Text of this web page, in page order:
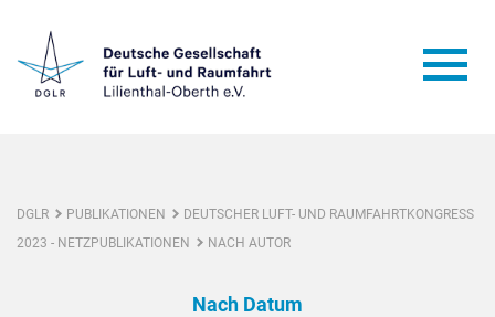
DGLR PUBLIKATIONEN
DEUTSCHER LUFT- UND RAUMFAHRTKONGRESS
2023 - NETZPUBLIKATIONEN
NACH AUTOR
Nach Datum